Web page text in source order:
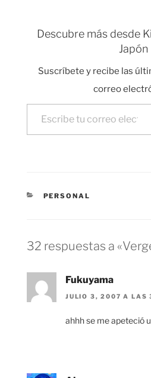
mundo, un récord que
Golden…
Descubre más desde
Japón
Suscríbete y recibe las
correo
Escribe tu correo electrónico…
CATEGORÍAS
PERSONAL
32 respuestas a
Fukuyama
JULIO 3, 2007 A LAS
ahhh se me apeteció